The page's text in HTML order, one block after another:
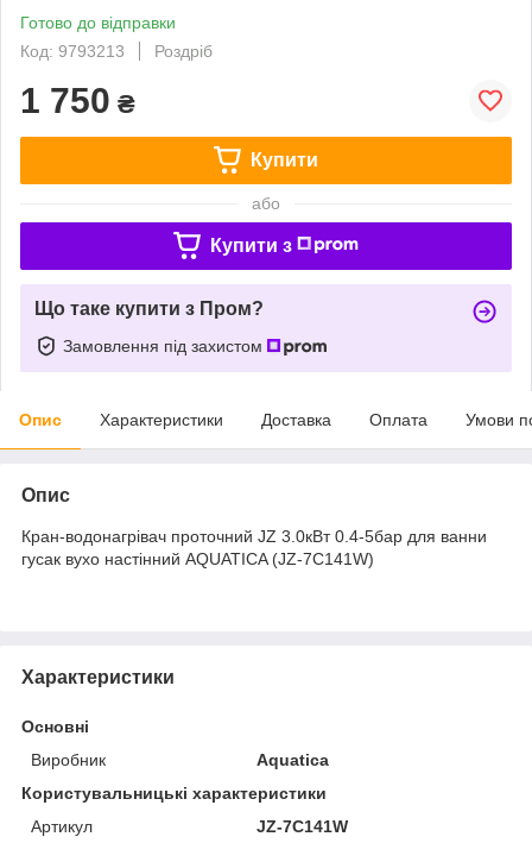
Готово до відправки
Код: 9793213
Роздріб
1 750 ₴
Купити
або
Купити з
Що таке купити з Пром?
Замовлення під захистом
Опис Характеристики Доставка Оплата Умови
Опис
Кран-водонагрівач проточний JZ 3.0кВт 0.4-5бар для ванни
гусак вухо настінний AQUATICA (JZ-7C141W)
Характеристики
Основні
Виробник
Aquatica
Користувальницькі характеристики
Артикул
JZ-7C141W